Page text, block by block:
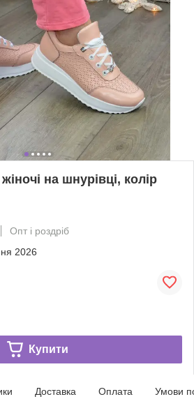
на шнурівці, колір
Опт і роздріб
2026
Купити
Доставка Оплата Умови